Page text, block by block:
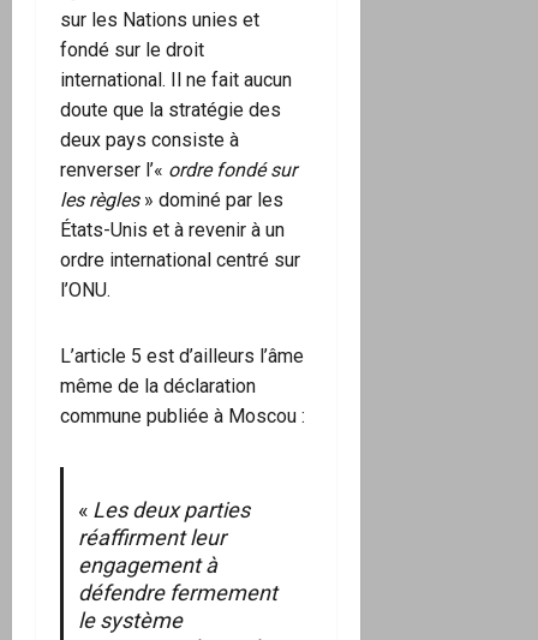
sur les Nations unies et
fondé sur le droit
international. Il ne fait aucun
doute que la stratégie des
deux pays consiste à
renverser l’« ordre fondé sur
les règles» dominé par les
États-Unis et à revenir à un
ordre international centré sur
l’ONU.
L’article 5 est d’ailleurs l’âme
même de la déclaration
commune publiée à Moscou :
« Les deux parties
réaffirment leur
engagement à
défendre fermement
le système